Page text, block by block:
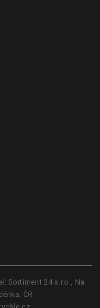
Sortiment 24 s.r.o., Na
ČR